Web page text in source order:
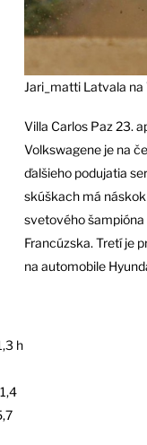
Jari_matti Latvala na
Villa Carlos Paz 23.
Volkswagene je na
ďalšieho podujatia
skúškach má
svetového šampióna
Francúzska. Tretí je
na automobile
h